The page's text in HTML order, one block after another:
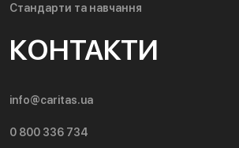
Стандарти та навчання
КОНТАКТИ
info@caritas.ua
0 800 336 734